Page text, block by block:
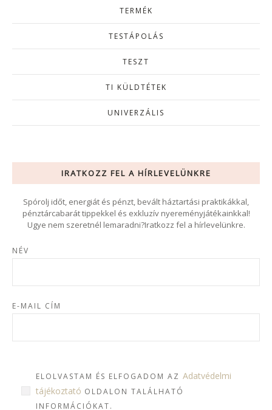
TERMÉK
TESTÁPOLÁS
TESZT
TI KÜLDTÉTEK
UNIVERZÁLIS
IRATKOZZ FEL A HÍRLEVELÜNKRE
Spórolj időt, energiát és pénzt, bevált háztartási praktikákkal,
pénztárcabarát tippekkel és exkluzív nyereményjátékainkkal!
Ugye nem szeretnél lemaradni?Iratkozz fel a hírlevelünkre.
NÉV
E-MAIL CÍM
ELOLVASTAM ÉS ELFOGADOM AZ Adatvédelmi
tájékoztató OLDALON TALÁLHATÓ
INFORMÁCIÓKAT.